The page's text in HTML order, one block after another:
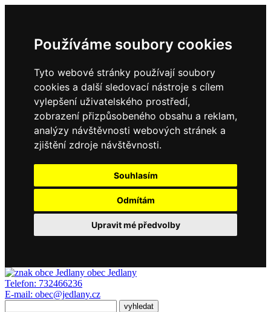
Používáme soubory cookies
Tyto webové stránky používají soubory
cookies a další sledovací nástroje s cílem
vylepšení uživatelského prostředí,
zobrazení přizpůsobeného obsahu a reklam,
analýzy návštěvnosti webových stránek a
zjištění zdroje návštěvnosti.
Souhlasím
Odmítám
Upravit mé předvolby
obec Jedlany
Telefon: 732466236
E-mail: obec@jedlany.cz